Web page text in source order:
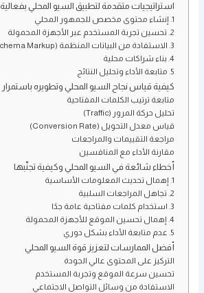
استراتيجيات متقدمة لتطبيق السيو المحلي بفعالية
1. إنشاء محتوى مخصص للجمهور المحلي
2. تحسين تجربة المستخدم عبر الأجهزة المحمولة
3. الاستفادة من البيانات المنظمة (Schema Markup)
4. بناء شراكات محلية
5. متابعة الأداء وتحليل النتائج
كيفية قياس نجاح السيو المحلي وتطويره باستمرار
متابعة ترتيب الكلمات المفتاحية
تحليل حركة المرور (Traffic)
قياس معدل التحويل (Conversion Rate)
مراجعة التقييمات والمراجعات
مقارنة الأداء مع المنافسين
أخطاء شائعة في السيو المحلي وكيفية تجنّبها
1. إهمال تحديث المعلومات الأساسية
2. تجاهل المراجعات السلبية
3. استخدام كلمات مفتاحية عامة جدًا
4. إهمال تحسين الموقع للأجهزة المحمولة
5. عدم متابعة الأداء بشكل دوري
أفضل الممارسات لتعزيز قوة السيو المحلي
التركيز على المحتوى عالي الجودة
تحسين سرعة الموقع وتجربة المستخدم
الاستفادة من وسائل التواصل الاجتماعي